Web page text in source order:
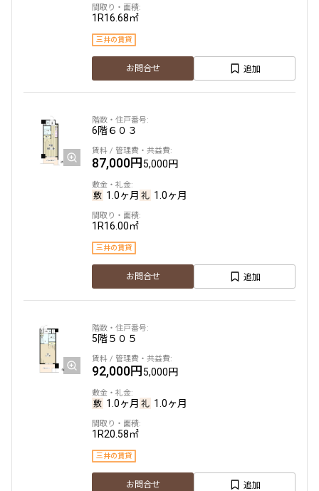
1分以内
5分以内
10分以内
15分以内
申込無し物件のみ表示
より詳細な絞り込み
建物施設やお部屋の設備、方位、階数などの絞り込みが
設定する
1R16.68㎡
三井の賃貸
お問合せ 追加
6階６０３
87,000円5,000円
1.0ヶ月 1.0ヶ月
1R16.00㎡
三井の賃貸
お問合せ 追加
5階５０５
92,000円5,000円
1.0ヶ月 1.0ヶ月
1R20.58㎡
三井の賃貸
お問合せ 追加